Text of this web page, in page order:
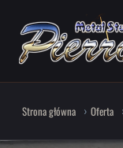
Strona główna Oferta